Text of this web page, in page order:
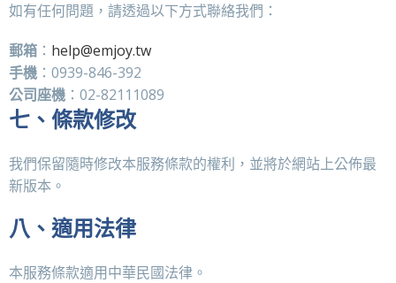
如有任何問題，請透過以下方式聯絡我們：
郵箱 ： help@emjoy.tw
手機 ：0939-846-392
公司座機 ：02-82111089
七、條款修改
我們保留隨時修改本服務條款的權利，並將於網站上公佈最
新版本。
八、適用法律
本服務條款適用中華民國法律。